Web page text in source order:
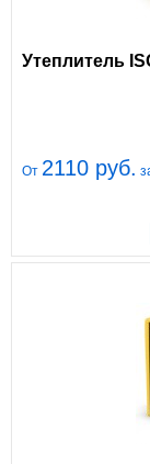
Утеплитель
От 2110 руб.